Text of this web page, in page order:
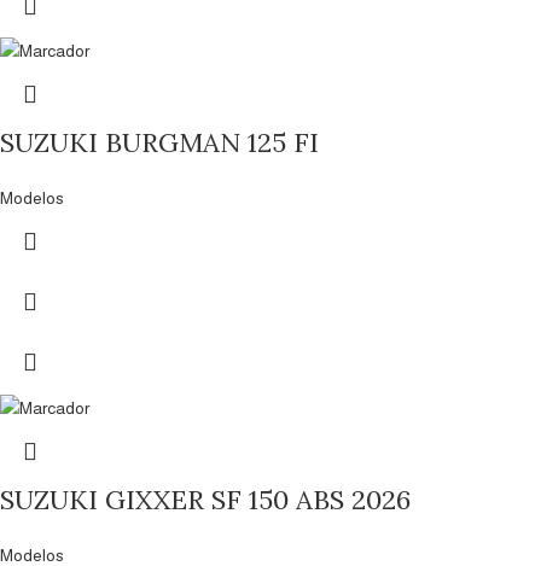
SUZUKI BURGMAN 125 FI
Modelos
SUZUKI GIXXER SF 150 ABS 2026
Modelos